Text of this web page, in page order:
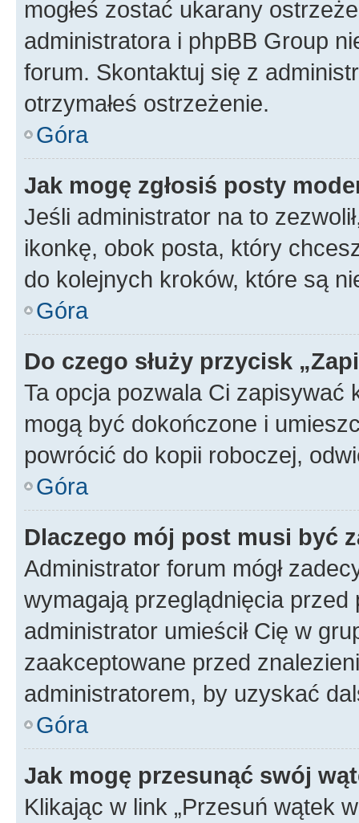
mogłeś zostać ukarany
administratora i phpBB Group
forum. Skontaktuj się z
otrzymałeś ostrzeżenie.
Góra
Jak mogę zgłosiś posty
Jeśli administrator na to
ikonkę, obok posta, który
do kolejnych kroków, które są
Góra
Do czego służy przycisk
Ta opcja pozwala Ci zapisywać
mogą być dokończone i
powrócić do kopii roboczej,
Góra
Dlaczego mój post musi być
Administrator forum mógł
wymagają przeglądnięcia
administrator umieścił Cię w
zaakceptowane przed
administratorem, by uzyskać
Góra
Jak mogę przesunąć swój
Klikając w link „Przesuń wątek